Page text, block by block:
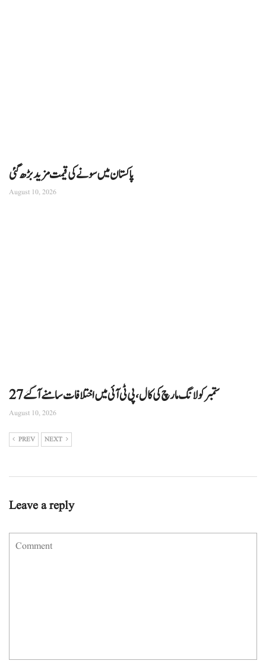
پاکستان میں سونے کی قیمت مزید بڑھ گئی
August 10, 2026
27ستمبر کو لانگ مارچ کی کال، پی ٹی آئی میں اختلافات سامنے آگئے
August 10, 2026
PREV NEXT
Leave a reply